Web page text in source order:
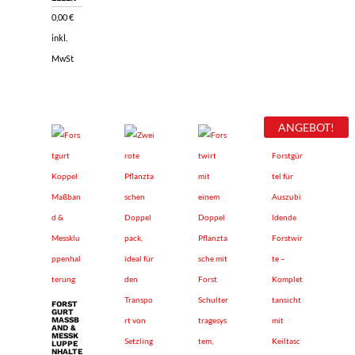
0,00€
inkl.
MwSt
FORST
GURT
MASSBA
ND & M
ESSKL
UPPEN
HALTER
ANGEBOT!